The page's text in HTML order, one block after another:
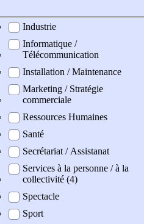
Industrie
Informatique /
Télécommunication
Installation / Maintenance
Marketing / Stratégie
commerciale
Ressources Humaines
Santé
Secrétariat / Assistanat
Services à la personne / à la
collectivité (4)
Spectacle
Sport